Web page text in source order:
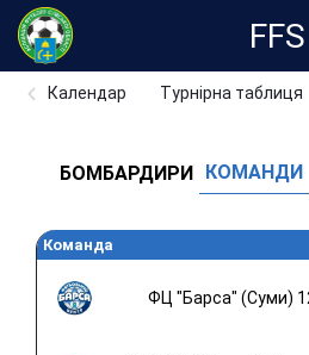
FFS
Календар Турнірна таблиця
БОМБАРДИРИ КОМАНДИ
Команда
ФЦ "Барса" (Суми)